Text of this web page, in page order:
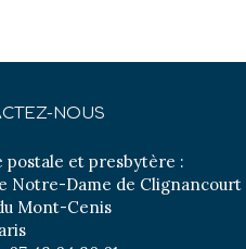
NOUS
postale et presbytère :
Notre-Dame de Clignancourt
Mont-Cenis